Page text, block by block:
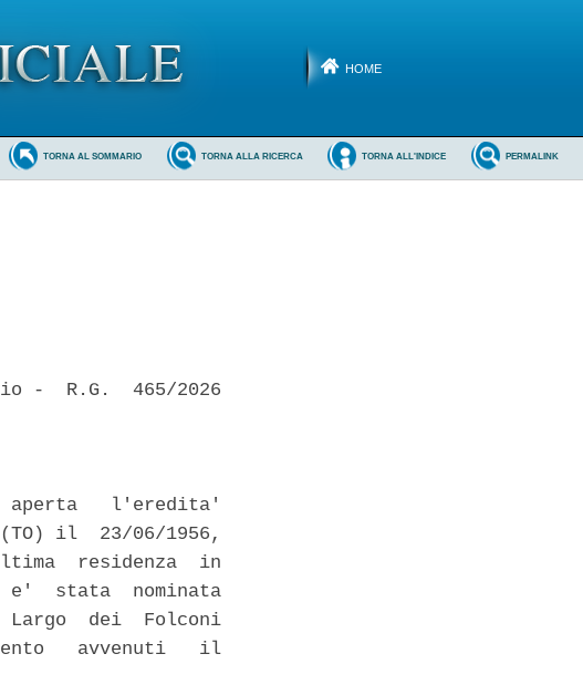
HOME
PERMALINK
TORNA ALL'INDICE
TORNA ALLA RICERCA
TORNA AL SOMMARIO
-  R.G.  465/2026
l'eredita'
il  23/06/1956,
residenza  in
e'  stata  nominata
Largo  dei  Folconi
avvenuti   il